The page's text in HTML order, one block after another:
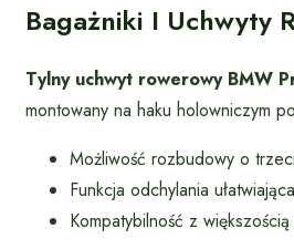
Bagażniki I Uchwyty
Tylny uchwyt rowerowy BMW
montowany na haku holowniczym
Możliwość rozbudowy o
Funkcja odchylania
Kompatybilność z